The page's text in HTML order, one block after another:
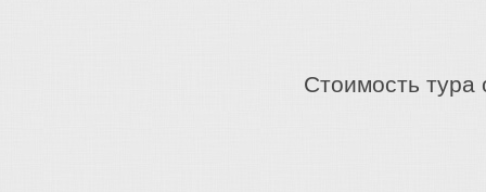
Стоимоcть тура